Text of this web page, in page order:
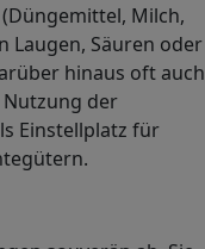
Milch,
Laugen, Säuren oder
hinaus oft auch
der
Einstellplatz für